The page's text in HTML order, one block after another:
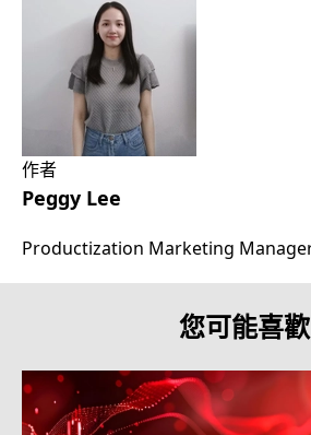
作者
Peggy Lee
Productization Marketing
您可能喜歡